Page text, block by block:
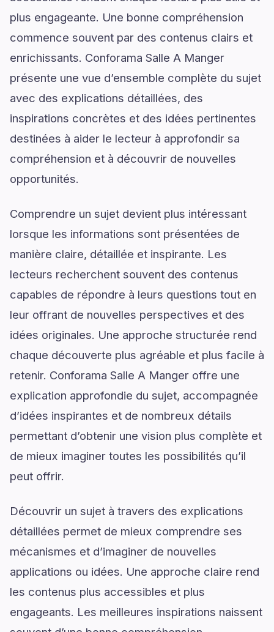
plus engageante. Une bonne compréhension
commence souvent par des contenus clairs et
enrichissants. Conforama Salle A Manger
présente une vue d’ensemble complète du sujet
avec des explications détaillées, des
inspirations concrètes et des idées pertinentes
destinées à aider le lecteur à approfondir sa
compréhension et à découvrir de nouvelles
opportunités.
Comprendre un sujet devient plus intéressant
lorsque les informations sont présentées de
manière claire, détaillée et inspirante. Les
lecteurs recherchent souvent des contenus
capables de répondre à leurs questions tout en
leur offrant de nouvelles perspectives et des
idées originales. Une approche structurée rend
chaque découverte plus agréable et plus facile à
retenir. Conforama Salle A Manger offre une
explication approfondie du sujet, accompagnée
d’idées inspirantes et de nombreux détails
permettant d’obtenir une vision plus complète et
de mieux imaginer toutes les possibilités qu’il
peut offrir.
Découvrir un sujet à travers des explications
détaillées permet de mieux comprendre ses
mécanismes et d’imaginer de nouvelles
applications ou idées. Une approche claire rend
les contenus plus accessibles et plus
engageants. Les meilleures inspirations naissent